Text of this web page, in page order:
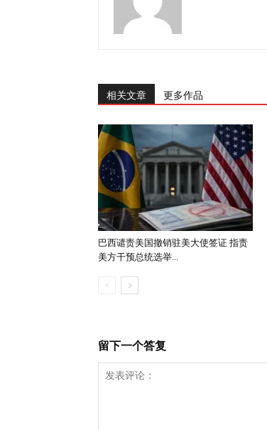
相关文章 更多作品
巴西谴责美国撤销驻美大使签证 指责
美方干预总统选举...
留下一个答复